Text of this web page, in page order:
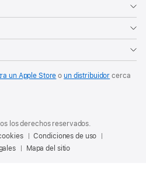
un Apple Store oun distribuidor cerca
los derechos reservados.
Condiciones de uso
Mapa del sitio